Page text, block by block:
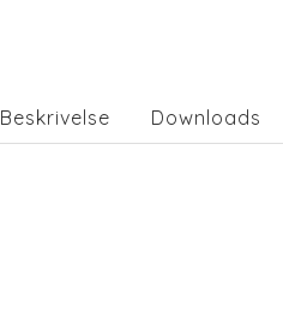
Beskrivelse Downloads